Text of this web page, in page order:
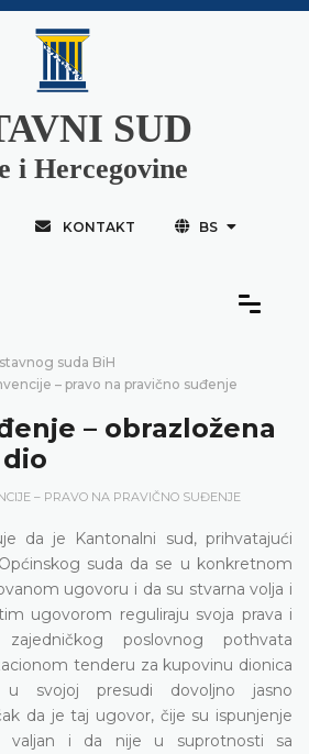
SUD
i Hercegovine
KONTAKT BS
suda BiH
– pravo na pravično suđenje
– obrazložena
– PRAVO NA PRAVIČNO SUĐENJE
da je Kantonalni sud, prihvatajući
suda da se u konkretnom
ugovoru i da su stvarna volja i
ugovorom reguliraju svoja prava i
poslovnog pothvata
tenderu za kupovinu dionica
u svojoj presudi dovoljno jasno
da je taj ugovor, čije su ispunjenje
valjan i da nije u suprotnosti sa